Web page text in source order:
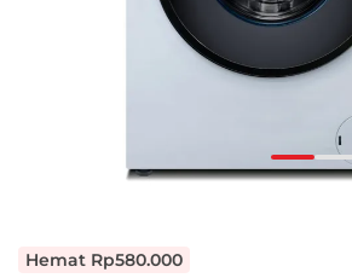
Hemat Rp580.000